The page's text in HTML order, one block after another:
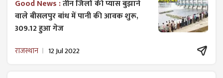
Good News :तीन जिलों की प्यास बुझाने
वाले बीसलपुर बांध में पानी की आवक शुरू,
309.12 हुआ गेज
राजस्थान 12 Jul 2022